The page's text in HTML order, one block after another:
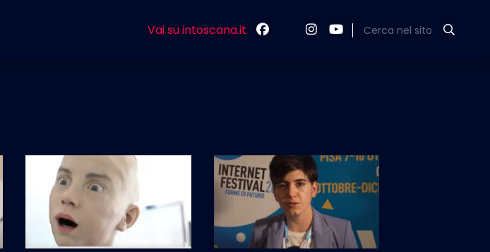
Vai su intoscana.it Cerca nel sito